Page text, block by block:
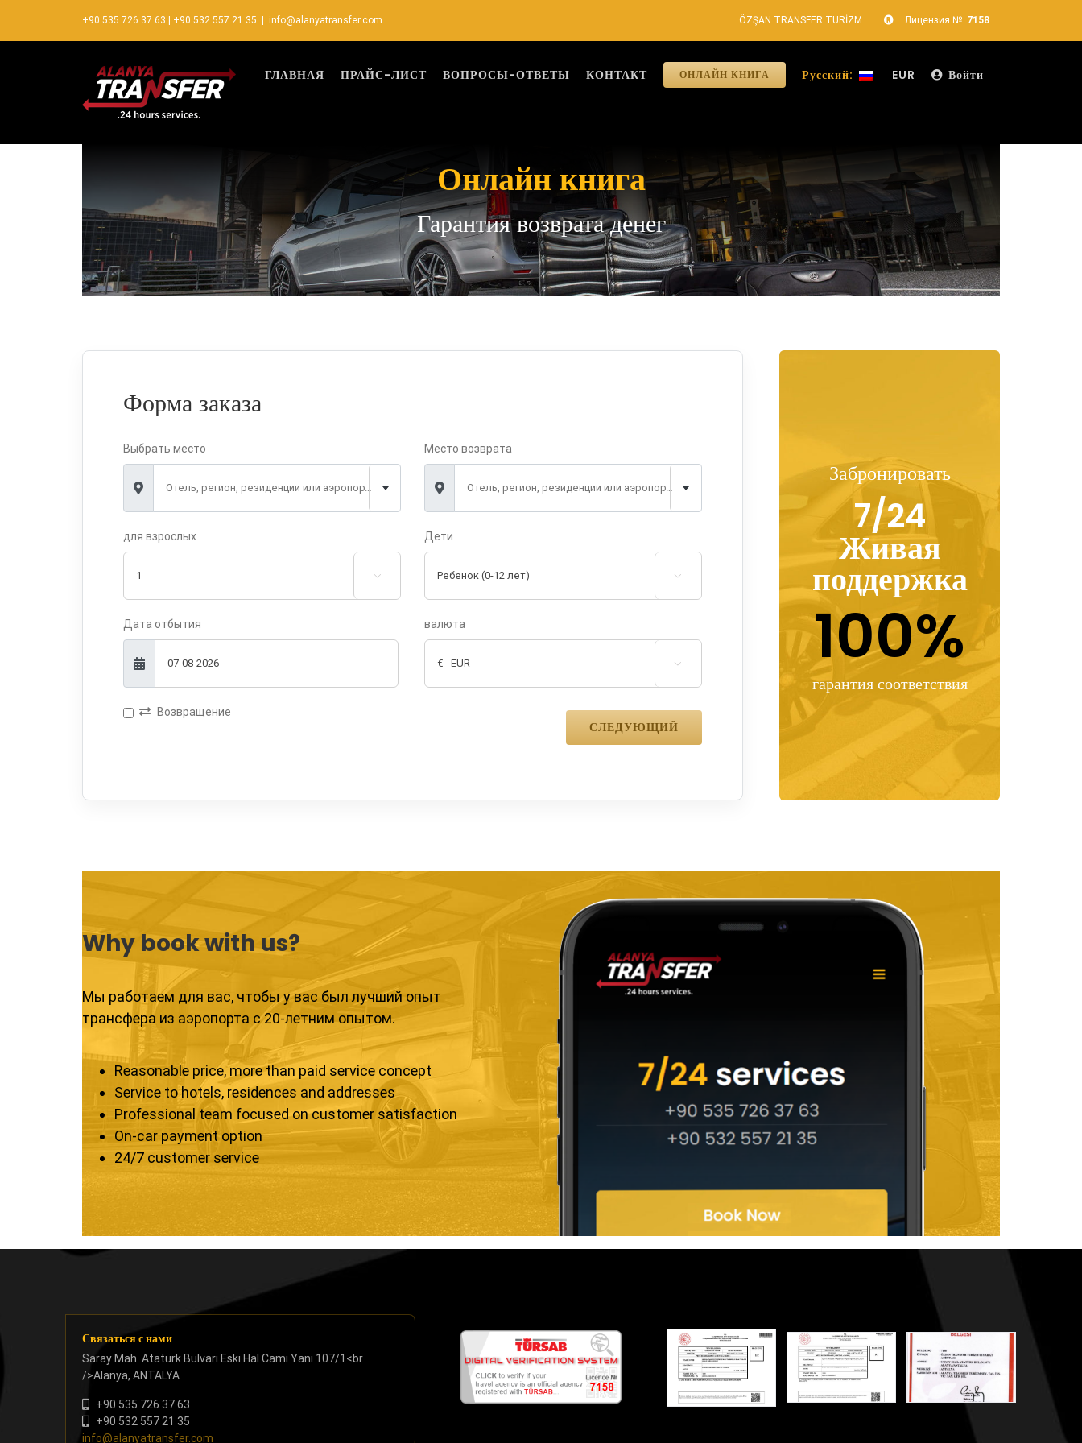
+90 535 726 37 63 +90 532 557 21 35 info@alanyatransfer.com ÖZŞAN TRANSFER TURİZM Лицензия №. 7158
ГЛАВНАЯ ПРАЙС-ЛИСТ ВОПРОСЫ-ОТВЕТЫ КОНТАКТ ОНЛАЙН КНИГА Русский: EUR Войти
Онлайн книга
Гарантия возврата денег
Форма заказа
Выбрать место Место возврата
Отель, регион, резиденции или аэропорт *
для взрослых

Дети

Дата отбытия валюта

Возвращение
Забронировать
7/24
Живая
поддержка
100%
гарантия соответствия
Why book with us?
Мы работаем для вас, чтобы у вас был лучший опыт
трансфера из аэропорта с 20-летним опытом.
Reasonable price, more than paid service concept
Service to hotels, residences and addresses
Professional team focused on customer satisfaction
On-car payment option
24/7 customer service
Связаться с нами
Saray Mah. Atatürk Bulvarı Eski Hal Cami Yanı 107/1<br
/>Alanya, ANTALYA
+90 535 726 37 63
+90 532 557 21 35
info@alanyatransfer.com